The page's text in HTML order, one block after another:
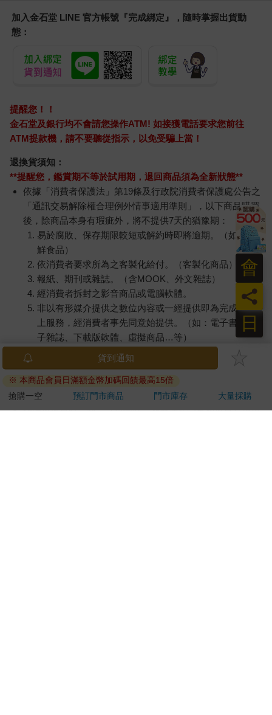
加入金石堂 LINE 官方帳號『完成綁定』，隨時掌握出貨動
態：
提醒您！！
金石堂及銀行均不會請您操作ATM! 如接獲電話要求您前往
ATM提款機，請不要聽從指示，以免受騙上當！
退換貨須知：
**提醒您，鑑賞期不等於試用期，退回商品須為全新狀態**
依據「消費者保護法」第19條及行政院消費者保護處公告之
「通訊交易解除權合理例外情事適用準則」，以下商品購買
後，除商品本身有瑕疵外，將不提供7天的猶豫期：
易於腐敗、保存期限較短或解約時即將逾期。（如：生
鮮食品）
依消費者要求所為之客製化給付。（客製化商品）
報紙、期刊或雜誌。（含MOOK、外文雜誌）
經消費者拆封之影音商品或電腦軟體。
非以有形媒介提供之數位內容或一經提供即為完成之線
上服務，經消費者事先同意始提供。（如：電子書、電
子雜誌、下載版軟體、虛擬商品…等）
已拆封之個人衛生用品。（如：內衣褲、刮鬍刀、除毛
若非上列種類商品，均享有到貨7天的猶豫期（含例假
日）。
辦理退換貨時，商品（組合商品恕無法接受單獨退貨）必須
貨到通知
※ 本商品會員日滿額金幣加碼回饋最高15倍
搶購一空
預訂門市商品 門市庫存 大量採購
日
員
會